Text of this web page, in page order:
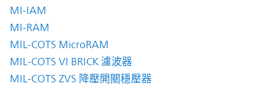
MI-IAM
MI-RAM
MIL-COTS MicroRAM
MIL-COTS VI BRICK 濾波器
MIL-COTS ZVS 降壓開關穩壓器